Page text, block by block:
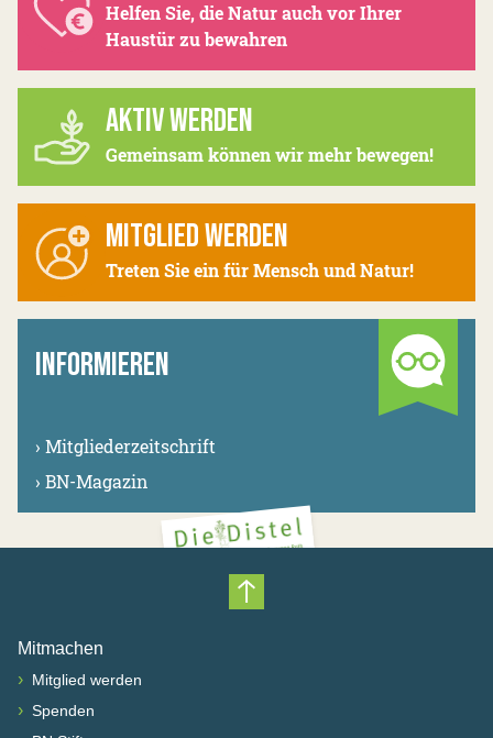
Helfen Sie, die Natur auch vor Ihrer
Haustür zu bewahren
AKTIV WERDEN
Gemeinsam können wir mehr bewegen!
MITGLIED WERDEN
Treten Sie ein für Mensch und Natur!
INFORMIEREN
› Mitgliederzeitschrift
› BN-Magazin
Nach oben scrollen
Mitmachen
› Mitglied werden
› Spenden